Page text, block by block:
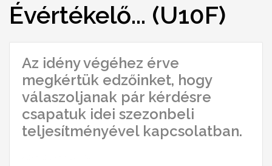
Évértékelő... (U10F)
Az idény végéhez érve
megkértük edzőinket, hogy
válaszoljanak pár kérdésre
csapatuk idei szezonbeli
teljesítményével kapcsolatban.